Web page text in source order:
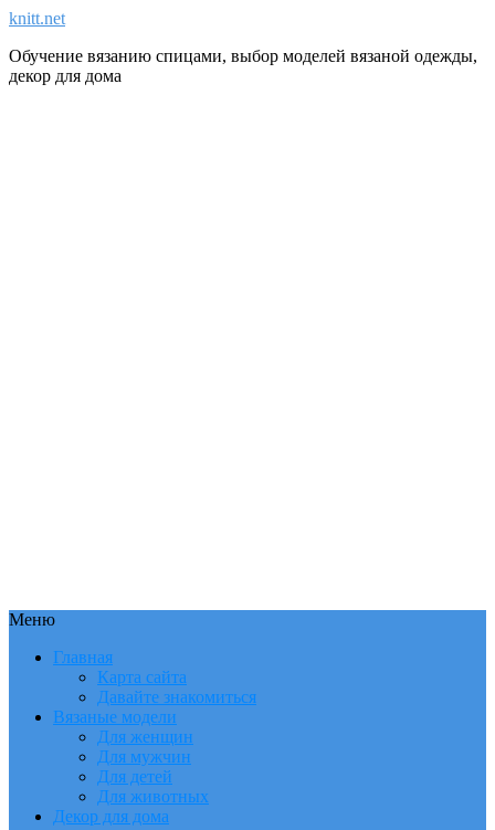
knitt.net
Обучение вязанию спицами, выбор моделей вязаной одежды,
декор для дома
Меню
Главная
Карта сайта
Давайте знакомиться
Вязаные модели
Для женщин
Для мужчин
Для детей
Для животных
Декор для дома